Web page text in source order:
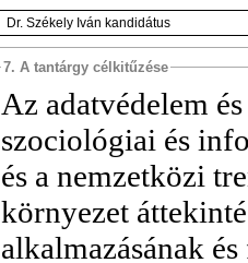
Dr. Székely Iván kandidátus
7. A tantárgy célkitűzése
Az adatvédelem
szociológiai és
és a nemzetközi
környezet
alkalmazásának